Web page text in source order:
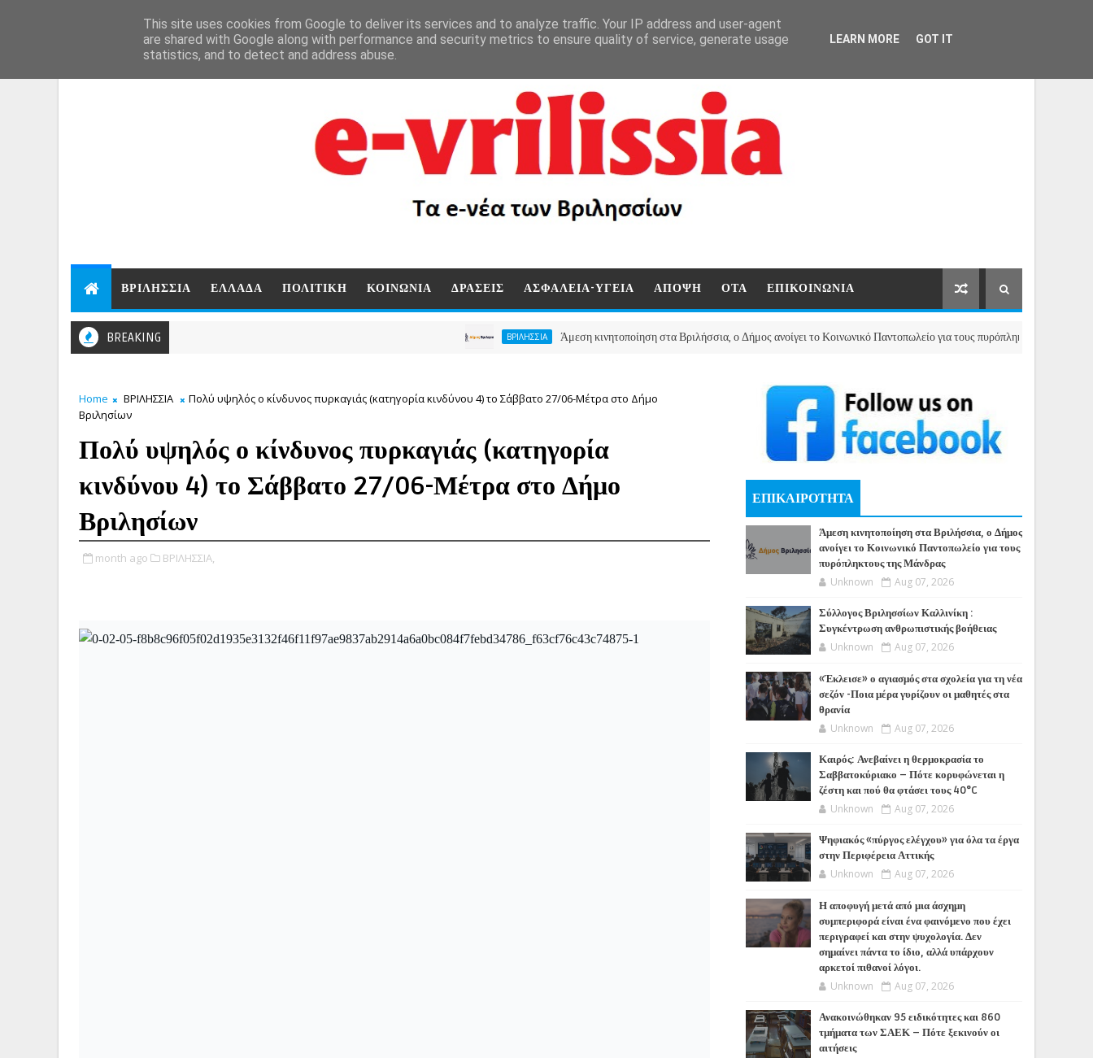
ΒΡΙΛΗΣΣΙΑ ΕΛΛΑΔΑ ΠΟΛΙΤΙΚΗ ΚΟΙΝΩΝΙΑ ΔΡΑΣΕΙΣ ΑΣΦΑΛΕΙΑ-ΥΓΕΙΑ ΑΠΟΨΗ ΟΤΑ ΕΠΙΚΟΙΝΩΝΙΑ
BREAKING ΒΡΙΛΗΣΣΙΑ Άμεση κινητοποίηση στα Βριλήσσια, ο Δήμος ανοίγει το Κοινωνικό Παντοπωλείο για τους πυρόπληκτους της Μάνδρας
Home ΒΡΙΛΗΣΣΙΑ
Πολύ υψηλός ο κίνδυνος πυρκαγιάς (κατηγορία κινδύνου 4) το Σάββατο 27/06-Μέτρα στο Δήμο
Βριλησίων
Πολύ υψηλός ο κίνδυνος πυρκαγιάς (κατηγορία
κινδύνου 4) το Σάββατο 27/06-Μέτρα στο Δήμο
Βριλησίων
month ago ΒΡΙΛΗΣΣΙΑ,
ΕΠΙΚΑΙΡΟΤΗΤΑ
Άμεση κινητοποίηση στα Βριλήσσια, ο Δήμος
ανοίγει το Κοινωνικό Παντοπωλείο για τους
πυρόπληκτους της Μάνδρας
Unknown Aug 07, 2026
Σύλλογος Βριλησσίων Καλλινίκη :
Συγκέντρωση ανθρωπιστικής βοήθειας
Unknown Aug 07, 2026
«Έκλεισε» ο αγιασμός στα σχολεία για τη νέα
σεζόν -Ποια μέρα γυρίζουν οι μαθητές στα
θρανία
Unknown Aug 07, 2026
Καιρός: Ανεβαίνει η θερμοκρασία το
Σαββατοκύριακο – Πότε κορυφώνεται η
ζέστη και πού θα φτάσει τους 40°C
Unknown Aug 07, 2026
Ψηφιακός «πύργος ελέγχου» για όλα τα έργα
στην Περιφέρεια Αττικής
Unknown Aug 07, 2026
Η αποφυγή μετά από μια άσχημη
συμπεριφορά είναι ένα φαινόμενο που έχει
περιγραφεί και στην ψυχολογία. Δεν
σημαίνει πάντα το ίδιο, αλλά υπάρχουν
αρκετοί πιθανοί λόγοι.
Unknown Aug 07, 2026
Ανακοινώθηκαν 95 ειδικότητες και 860
τμήματα των ΣΑΕΚ – Πότε ξεκινούν οι
αιτήσεις
This site uses cookies from Google to deliver its services and to analyze traffic. Your IP address and user-agent
are shared with Google along with performance and security metrics to ensure quality of service, generate usage
statistics, and to detect and address abuse.
LEARN MORE GOT IT